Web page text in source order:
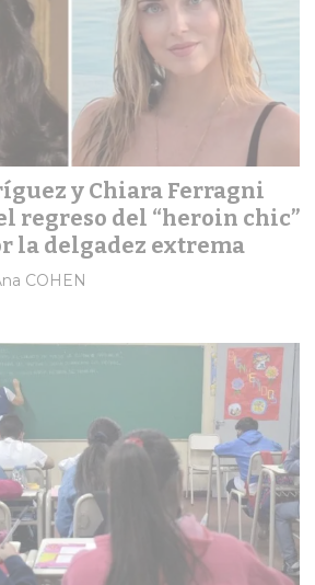
y Chiara Ferragni
regreso del “heroin chic”
la delgadez extrema
COHEN